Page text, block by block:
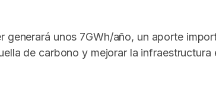
generará unos 7GWh/año, un aporte
de carbono y mejorar la infraestructura